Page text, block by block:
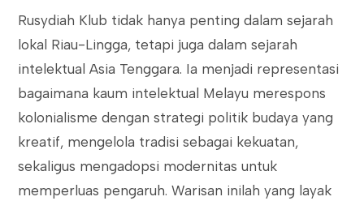
Rusydiah Klub tidak hanya penting dalam sejarah
lokal Riau-Lingga, tetapi juga dalam sejarah
intelektual Asia Tenggara. Ia menjadi representasi
bagaimana kaum intelektual Melayu merespons
kolonialisme dengan strategi politik budaya yang
kreatif, mengelola tradisi sebagai kekuatan,
sekaligus mengadopsi modernitas untuk
memperluas pengaruh. Warisan inilah yang layak